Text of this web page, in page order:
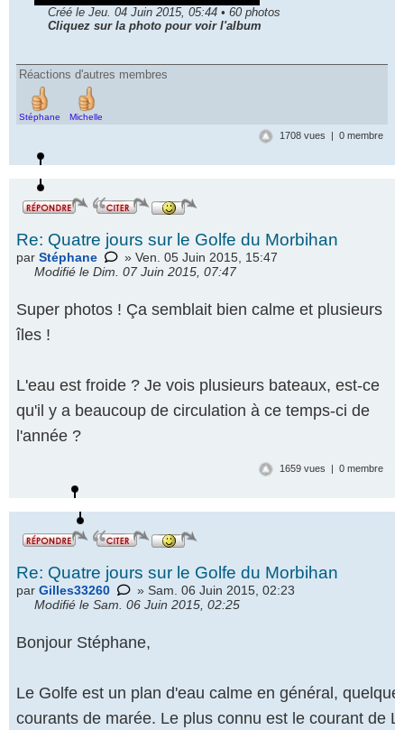
Créé le Jeu. 04 Juin 2015, 05:44 • 60 photos
Cliquez sur la photo pour voir l'album
Réactions d'autres membres
Stéphane Michelle
1708 vues | 0 membre
Re: Quatre jours sur le Golfe du Morbihan
par Stéphane
» Ven. 05 Juin 2015, 15:47
Modifié le Dim. 07 Juin 2015, 07:47
Super photos ! Ça semblait bien calme et plusieurs
îles !
L'eau est froide ? Je vois plusieurs bateaux, est-ce
qu'il y a beaucoup de circulation à ce temps-ci de
l'année ?
1659 vues | 0 membre
Re: Quatre jours sur le Golfe du Morbihan
par Gilles33260
» Sam. 06 Juin 2015, 02:23
Modifié le Sam. 06 Juin 2015, 02:25
Bonjour Stéphane,
Le Golfe est un plan d'eau calme en général,
courants de marée. Le plus connu est le courant de